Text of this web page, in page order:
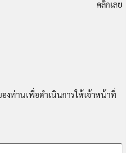
งท่านเพื่อดำเนินการให้เจ้าหน้าที่